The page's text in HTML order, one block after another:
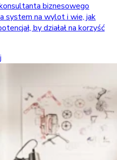
biznesowego
system na wylot i wie, jak
by działał na korzyść